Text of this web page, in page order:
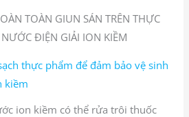
thực phẩm để đảm bảo vệ sinh
kiềm
ion kiềm có thể rửa trôi thuốc